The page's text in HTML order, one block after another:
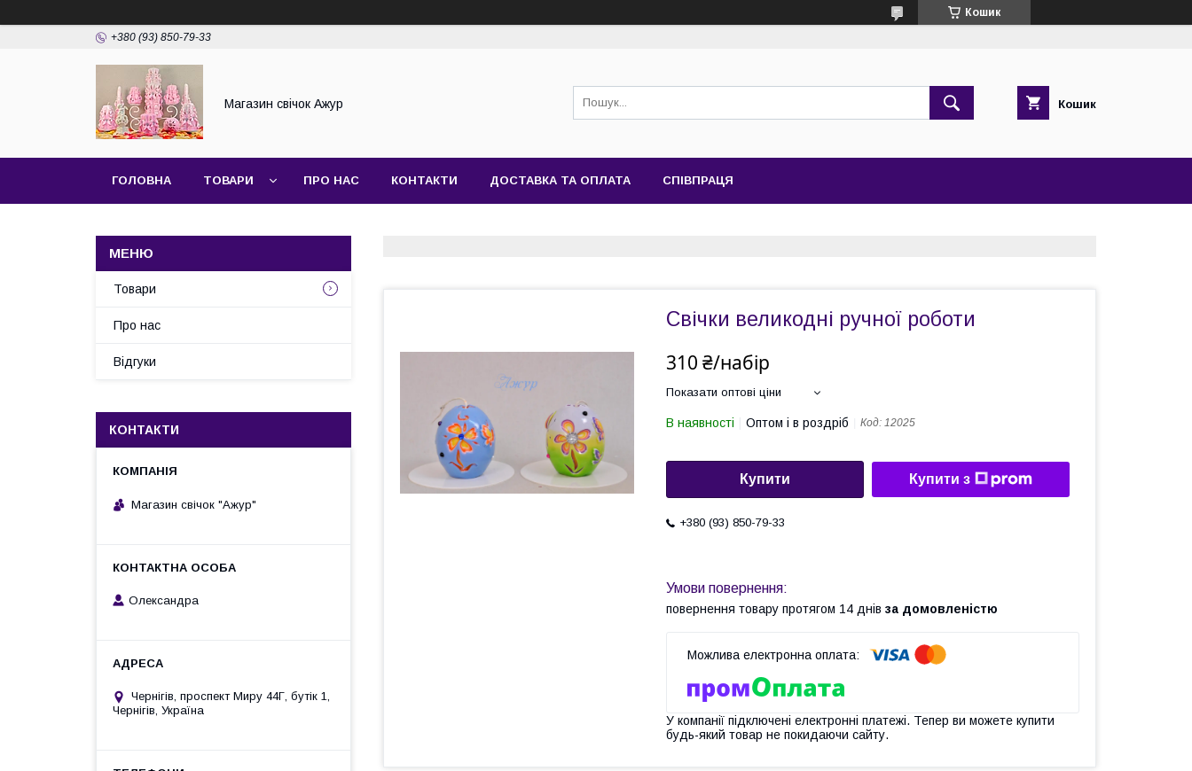
Кошик
+380 (93) 850-79-33
Магазин свічок Ажур Кошик
ГОЛОВНА ТОВАРИ ПРО НАС КОНТАКТИ ДОСТАВКА ТА ОПЛАТА СПІВПРАЦЯ
Свічки великодні ручної роботи
310 ₴/набір
Показати оптові ціни
В наявності Оптом і в роздріб Код: 12025
Купити Купити з
+380 (93) 850-79-33
повернення товару протягом 14 днів за домовленістю
У компанії підключені електронні платежі. Тепер ви можете купити
будь-який товар не покидаючи сайту.
Товари
Про нас
Відгуки
КОНТАКТИ
Магазин свічок "Ажур"
Олександра
Чернігів, проспект Миру 44Г, бутік 1,
Чернігів, Україна